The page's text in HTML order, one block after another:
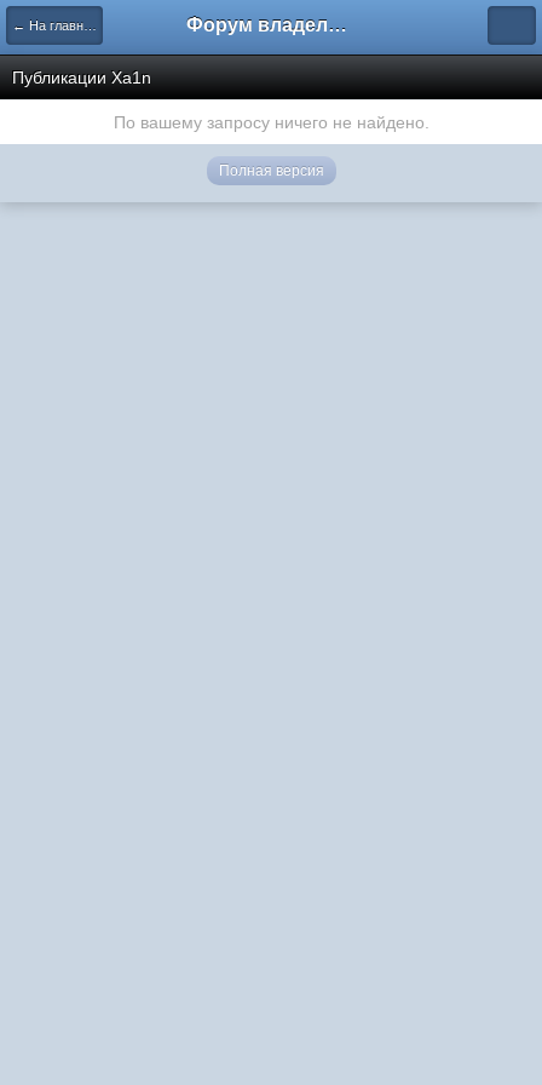
← На главную Форум владельцев интернет-магазинов
Публикации Xa1n
По вашему запросу ничего не найдено.
Полная версия